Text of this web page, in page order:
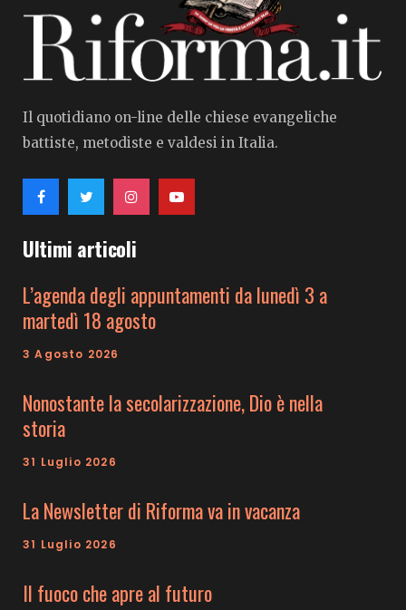
Il quotidiano on-line delle chiese evangeliche
battiste, metodiste e valdesi in Italia.
Ultimi articoli
L’agenda degli appuntamenti da lunedì 3 a
martedì 18 agosto
3 Agosto 2026
Nonostante la secolarizzazione, Dio è nella
storia
31 Luglio 2026
La Newsletter di Riforma va in vacanza
31 Luglio 2026
Il fuoco che apre al futuro